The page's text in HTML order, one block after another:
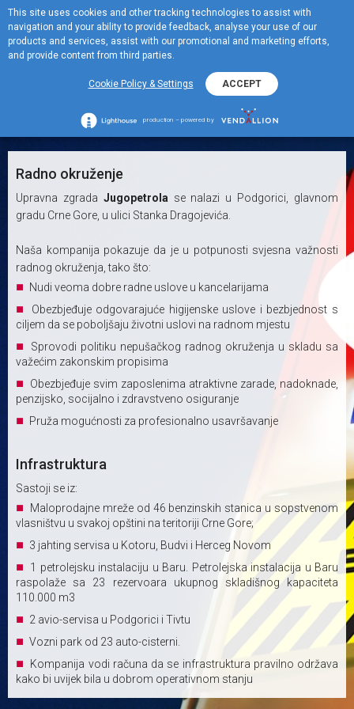
Menu
EN
Naša postrojenja
Naša postrojenja
Radno okruženje
Upravna zgrada Jugopetrola se nalazi u Podgorici, glavnom
gradu Crne Gore, u ulici Stanka Dragojevića.
Naša kompanija pokazuje da je u potpunosti svjesna važnosti
radnog okruženja, tako što:
Nudi veoma dobre radne uslove u kancelarijama
Obezbjeđuje odgovarajuće higijenske uslove i bezbjednost s
ciljem da se poboljšaju životni uslovi na radnom mjestu
Sprovodi politiku nepušačkog radnog okruženja u skladu sa
važećim zakonskim propisima
Obezbjeđuje svim zaposlenima atraktivne zarade, nadoknade,
penzijsko, socijalno i zdravstveno osiguranje
Pruža mogućnosti za profesionalno usavršavanje
Infrastruktura
Sastoji se iz:
Maloprodajne mreže od 46 benzinskih stanica u sopstvenom
vlasništvu u svakoj opštini na teritoriji Crne Gore;
3 jahting servisa u Kotoru, Budvi i Herceg Novom
1 petrolejsku instalaciju u Baru. Petrolejska instalacija u Baru
raspolaže sa 23 rezervoara ukupnog skladišnog kapaciteta
110.000 m3
2 avio-servisa u Podgorici i Tivtu
Vozni park od 23 auto-cisterni.
Kompanija vodi računa da se infrastruktura pravilno održava
kako bi uvijek bila u dobrom operativnom stanju
This site uses cookies and other tracking technologies to assist with
navigation and your ability to provide feedback, analyse your use of our
products and services, assist with our promotional and marketing efforts,
and provide content from third parties.
Cookie Policy & Settings ACCEPT
production – powered by